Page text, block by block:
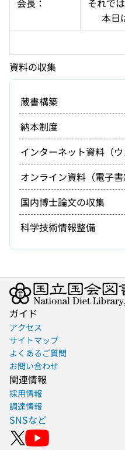
会長：
それで
　本
資料の収集
蔵書構築
納本制度
インターネット資料（
オンライン資料（電子
国内博士論文の収集
科学技術情報整備
ガイド
アクセス
サイトマップ
よくあるご質問
お問い合わせ
関連情報
採用情報
調達情報
SNSなど